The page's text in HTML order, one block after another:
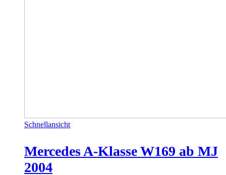
Schnellansicht
Mercedes A-Klasse W169 ab MJ
2004